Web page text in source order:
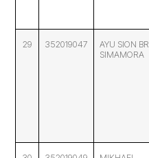
29 352019047
AYU SION BR
SIMAMORA